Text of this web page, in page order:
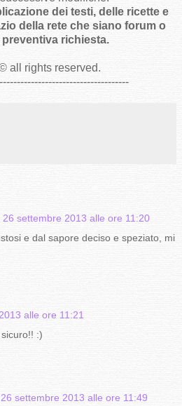
dei testi, delle ricette e
della rete che siano forum o
richiesta.
all rights reserved.
26 settembre 2013 alle ore 11:20
e dal sapore deciso e speziato, mi
alle ore 11:21
:)
26 settembre 2013 alle ore 11:49